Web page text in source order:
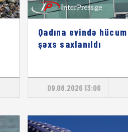
Qadına evində
şəxs saxlanıldı
09.08.2026 13:06